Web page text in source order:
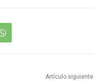
Artículo siguiente